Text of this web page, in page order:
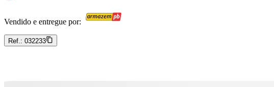
Vendido e entregue por:
Ref.: 032233